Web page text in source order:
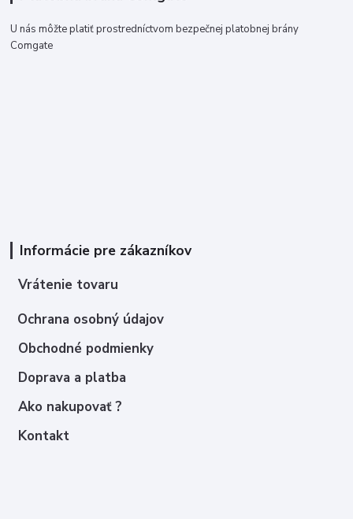
U nás môžte platiť prostredníctvom bezpečnej platobnej brány
Comgate
Informácie pre zákazníkov
Vrátenie tovaru
Ochrana osobný údajov
Obchodné podmienky
Doprava a platba
Ako nakupovať ?
Kontakt